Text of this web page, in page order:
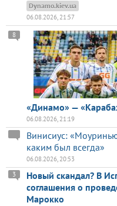
Dynamo.kiev.ua
06.08.2026, 21:57
«Динамо» —
8
06.08.2026, 21:19
Винисиус:
каким был всегда»
06.08.2026, 20:53
Новый скандал? В
соглашения о
Марокко
3